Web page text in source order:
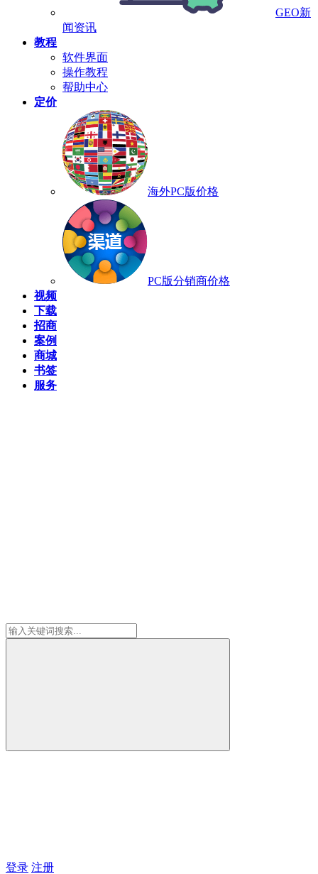
GEO新
闻资讯
教程
软件界面
操作教程
帮助中心
定价
海外PC版价格
PC版分销商价格
视频
下载
招商
案例
商城
书签
服务
登录 注册